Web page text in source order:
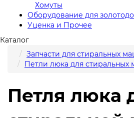
Хомуты
Оборудование для
Уценка и Прочее
Каталог
Запчасти для стиральных
Петли люка для стиральных
Петля люка